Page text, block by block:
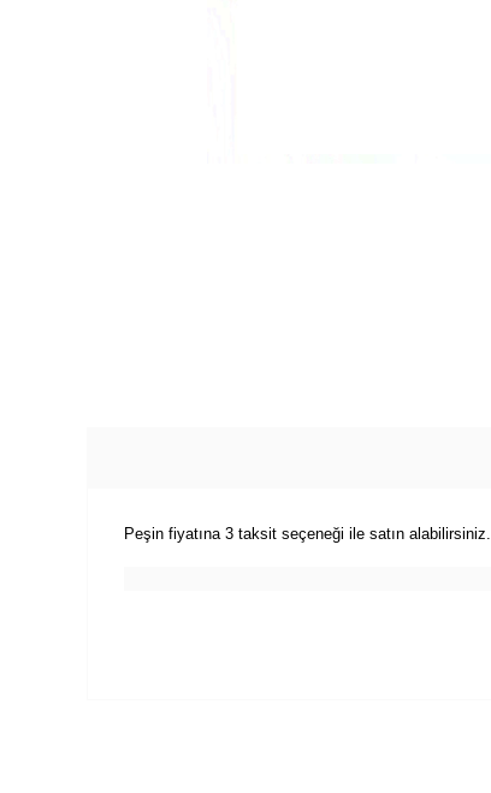
Peşin fiyatına 3 taksit seçeneği ile satın alabilirsiniz.